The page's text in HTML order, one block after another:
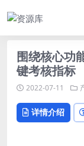
围绕核心功
键考核指标
2022-07-11
详情介绍